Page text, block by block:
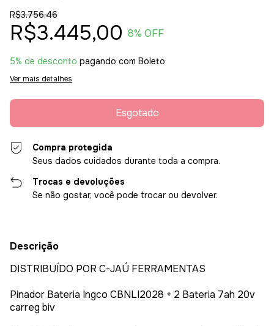
R$3.756,46
R$3.445,00 8% OFF
5% de desconto pagando com Boleto
Ver mais detalhes
Compra protegida
Seus dados cuidados durante toda a compra.
Trocas e devoluções
Se não gostar, você pode trocar ou devolver.
Descrição
DISTRIBUÍDO POR C-JAÚ FERRAMENTAS
Pinador Bateria Ingco CBNLI2028 + 2 Bateria 7ah 20v
carreg biv